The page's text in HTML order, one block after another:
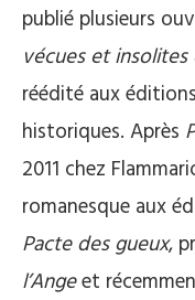
publié plusieurs
vécues et
réédité aux
historiques. Après
2011 chez
romanesque aux
Pacte des gueux,
l’Angeet